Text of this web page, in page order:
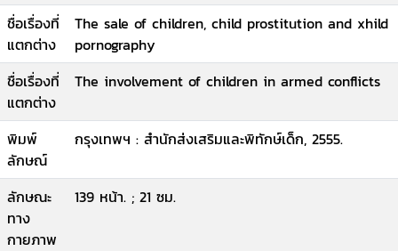
ชื่อเรื่องที่
แตกต่าง
The sale of children, child prostitution and xhild
pornography
ชื่อเรื่องที่
แตกต่าง
The involvement of children in armed conflicts
พิมพ์
ลักษณ์
กรุงเทพฯ : สำนักส่งเสริมและพิทักษ์เด็ก, 2555.
ลักษณะ
ทาง
กายภาพ
139 หน้า. ; 21 ซม.